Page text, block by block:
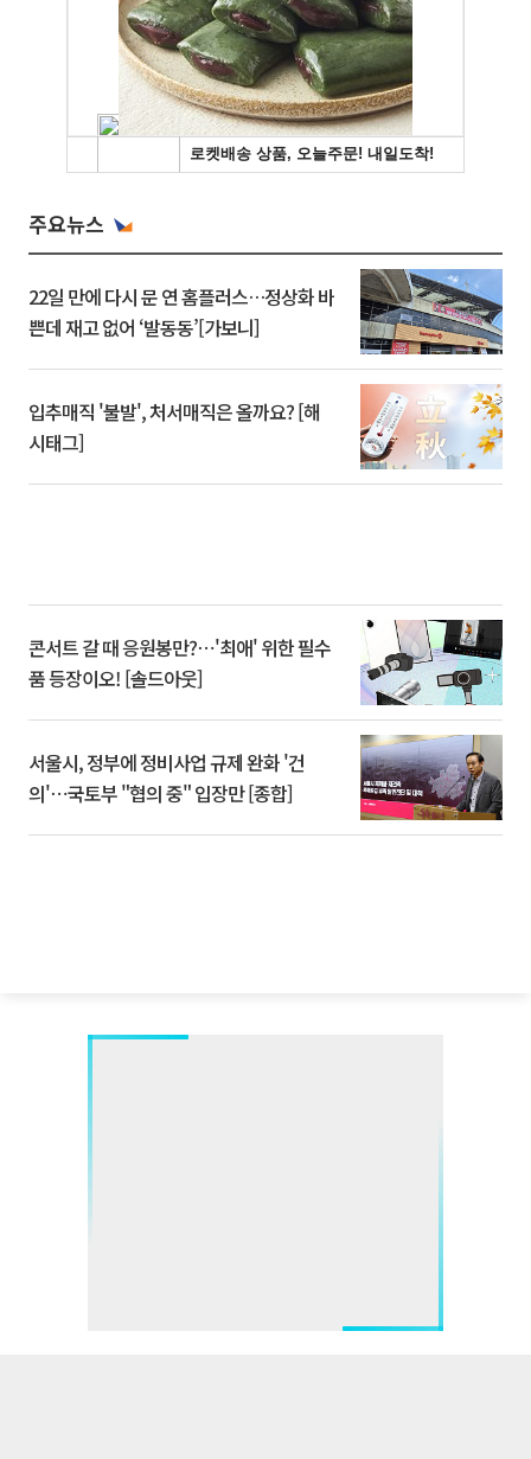
주요뉴스
22일 만에 다시 문 연 홈플러스…정상화 바
쁜데 재고 없어 ‘발동동’[가보니]
입추매직 '불발', 처서매직은 올까요? [해
시태그]
콘서트 갈 때 응원봉만?⋯'최애' 위한 필수
품 등장이오! [솔드아웃]
서울시, 정부에 정비사업 규제 완화 '건
의'⋯국토부 "협의 중" 입장만 [종합]